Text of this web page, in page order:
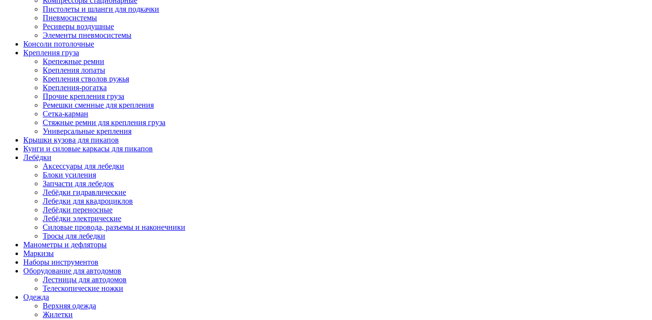
Пистолеты и шланги для подкачки
Пневмосистемы
Ресиверы воздушные
Элементы пневмосистемы
Консоли потолочные
Крепления груза
Крепежные ремни
Крепления лопаты
Крепления стволов ружья
Крепления-рогатка
Прочие крепления груза
Ремешки сменные для крепления
Сетка-карман
Стяжные ремни для крепления груза
Универсальные крепления
Крышки кузова для пикапов
Кунги и силовые каркасы для пикапов
Лебёдки
Аксессуары для лебедки
Блоки усиления
Запчасти для лебедок
Лебёдки гидравлические
Лебедки для квадроциклов
Лебёдки переносные
Лебёдки электрические
Силовые провода, разъемы и наконечники
Тросы для лебедки
Манометры и дефляторы
Маркизы
Наборы инструментов
Оборудование для автодомов
Лестницы для автодомов
Телескопические ножки
Одежда
Верхняя одежда
Жилетки